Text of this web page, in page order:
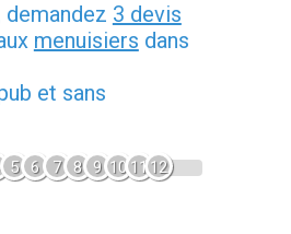
demandez 3 devis
menuisiers dans
et sans
5 6 7 8 9 1011 12